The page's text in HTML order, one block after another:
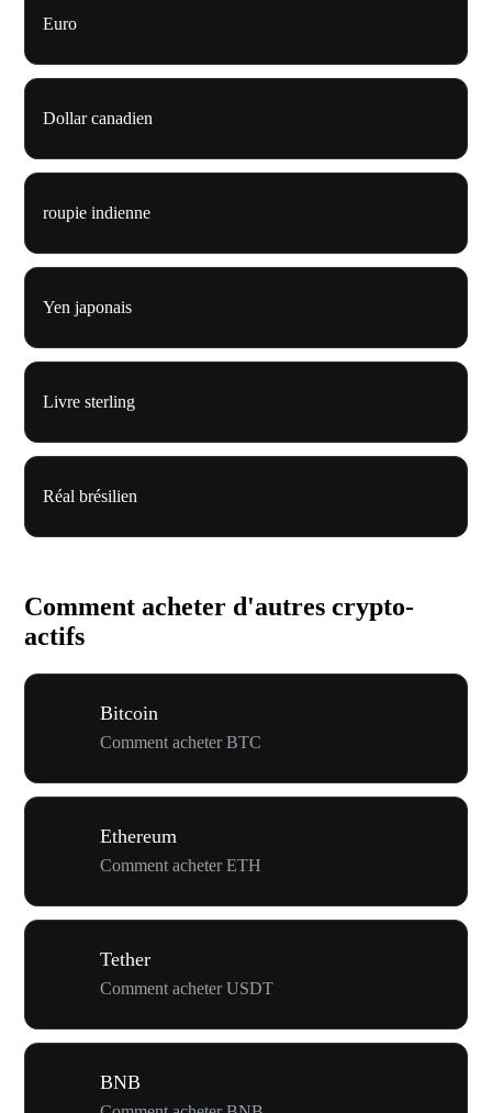
Euro
Dollar canadien
roupie indienne
Yen japonais
Livre sterling
Réal brésilien
Comment acheter d'autres crypto-
actifs
Bitcoin
Comment acheter BTC
Ethereum
Comment acheter ETH
Tether
Comment acheter USDT
BNB